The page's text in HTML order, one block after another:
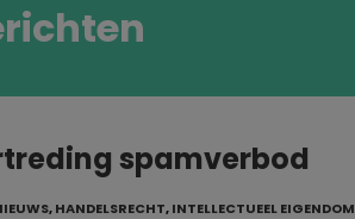
spamverbod
,HANDELSRECHT,INTELLECTUEEL EIGENDOM